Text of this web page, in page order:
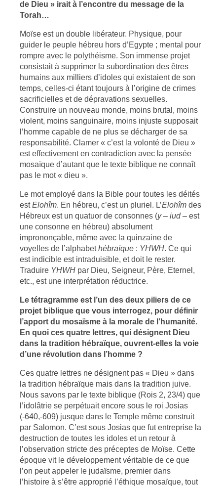
de Dieu » irait à l’encontre du message de la
Torah…
Moïse est un double libérateur. Physique, pour
guider le peuple hébreu hors d’Egypte ; mental pour
rompre avec le polythéisme. Son immense projet
consistait à supprimer la subordination des êtres
humains aux milliers d’idoles qui existaient de son
temps, celles-ci étant toujours à l’origine de crimes
sacrificielles et de dépravations sexuelles.
Construire un nouveau monde, moins brutal, moins
violent, moins sanguinaire, moins injuste supposait
l’homme capable de ne plus se décharger de sa
responsabilité. Clamer « c’est la volonté de Dieu »
est effectivement en contradiction avec la pensée
mosaïque d’autant que le texte biblique ne connaît
pas le mot « dieu ».
Le mot employé dans la Bible pour toutes les déités
estElohîm. En hébreu, c’est un pluriel. L’Elohîm des
Hébreux est un quatuor de consonnes (y– iud– est
une consonne en hébreu) absolument
imprononçable, même avec la quinzaine de
voyelles de l’alphabethébraïque : YHWH. Ce qui
est indicible est intraduisible, et doit le rester.
Traduire YHWH par Dieu, Seigneur, Père, Eternel,
etc., est une interprétation réductrice.
Le tétragramme est l’un des deux piliers de ce
projet biblique que vous interrogez, pour définir
l’apport du mosaïsme à la morale de l’humanité.
En quoi ces quatre lettres, qui désignent Dieu
dans la tradition hébraïque, ouvrent-elles la voie
d’une révolution dans l’homme ?
Ces quatre lettres ne désignent pas « Dieu » dans
la tradition hébraïque mais dans la tradition juive.
Nous savons par le texte biblique (Rois 2, 23/4) que
l’idolâtrie se perpétuait encore sous le roi Josias
(-640,-609) jusque dans le Temple même construit
par Salomon. C’est sous Josias que fut entreprise la
destruction de toutes les idoles et un retour à
l’observation stricte des préceptes de Moïse. Cette
époque vit le développement véritable de ce que
l’on peut appeler le judaïsme, premier dans
l’histoire à s’être approprié l’éthique mosaïque, tout